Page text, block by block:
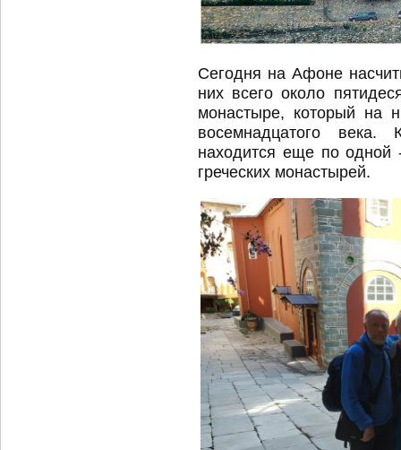
Сегодня на Афоне
них всего около
монастыре, который на
восемнадцатого
находится еще по одной
греческих монастырей.